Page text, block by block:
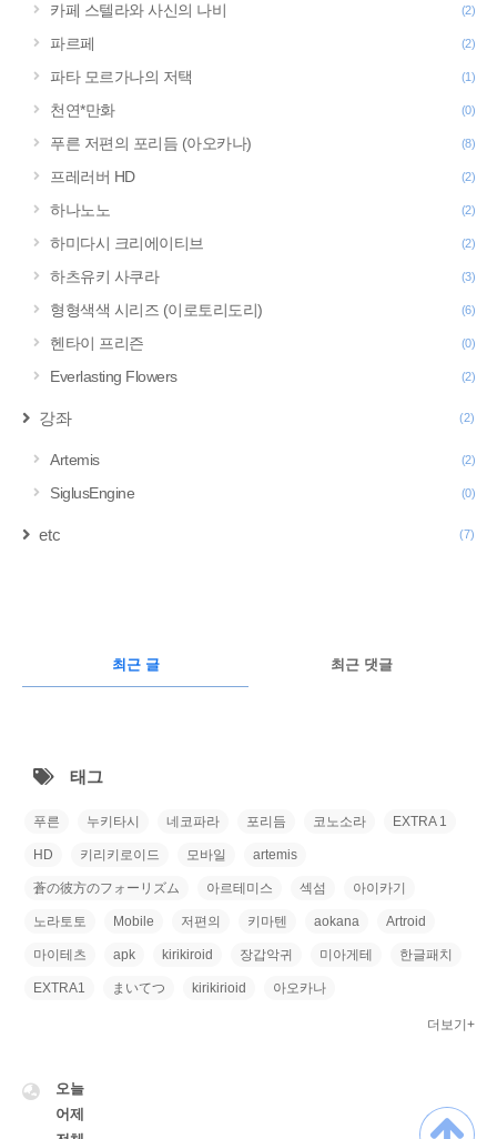
카페 스텔라와 사신의 나비 (2)
파르페 (2)
파타 모르가나의 저택 (1)
천연*만화 (0)
푸른 저편의 포리듬 (아오카나) (8)
프레러버 HD (2)
하나노노 (2)
하미다시 크리에이티브 (2)
하츠유키 사쿠라 (3)
형형색색 시리즈 (이로토리도리) (6)
헨타이 프리즌 (0)
Everlasting Flowers (2)
강좌 (2)
Artemis (2)
SiglusEngine (0)
etc (7)
최근 글 최근 댓글
글
태그
푸른 누키타시 네코파라 포리듬 코노소라 EXTRA 1
HD 키리키로이드 모바일 artemis
蒼の彼方のフォーリズム 아르테미스 섹섬 아이카기
노라토토 Mobile 저편의 키마텐 aokana Artroid
마이테츠 apk kirikiroid 장갑악귀 미아게테 한글패치
EXTRA1 まいてつ kirikirioid 아오카나
더보기+
VISITOR
오늘
어제